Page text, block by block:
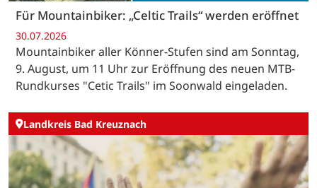
Für Mountainbiker: „Celtic Trails“ werden eröffnet
30.07.2026
Mountainbiker aller Könner-Stufen sind am Sonntag,
9. August, um 11 Uhr zur Eröffnung des neuen MTB-
Rundkurses "Cetic Trails" im Soonwald eingeladen.
Landkreis Bad Kreuznach